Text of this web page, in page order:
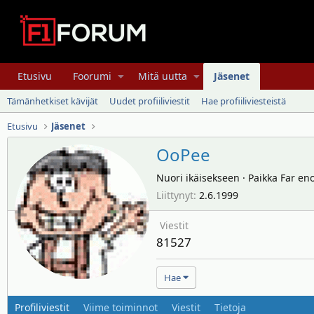
Etusivu Foorumi Mitä uutta Jäsenet
Tämänhetkiset kävijät Uudet profiiliviestit
Hae profiiliviesteistä
Etusivu
Jäsenet
OoPee
Nuori ikäisekseen · Paikka Far
Liittynyt 2.6.1999
Viestit
81527
Hae
Profiliviestit Viime toiminnot Viestit Tietoja